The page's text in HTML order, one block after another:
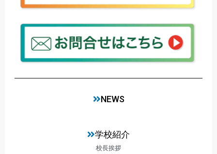
NEWS
学校紹介
校長挨拶